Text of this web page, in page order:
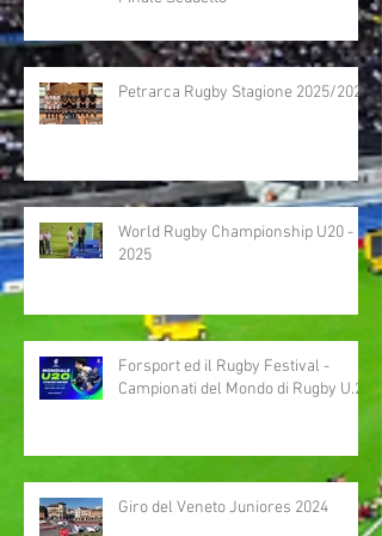
Petrarca Rugby Stagione 2025/2026
World Rugby Championship U20 -
2025
Forsport ed il Rugby Festival -
Campionati del Mondo di Rugby U.20
Giro del Veneto Juniores 2024